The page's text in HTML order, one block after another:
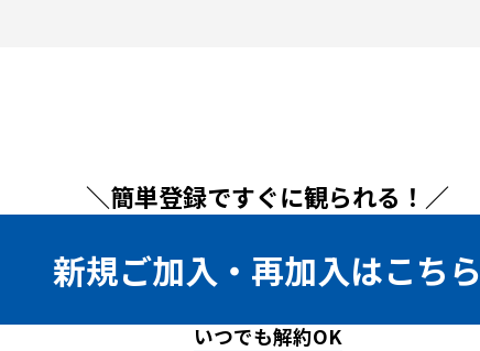
＼簡単登録ですぐに観られる！／
新規ご加入・再加入はこちら
いつでも解約OK